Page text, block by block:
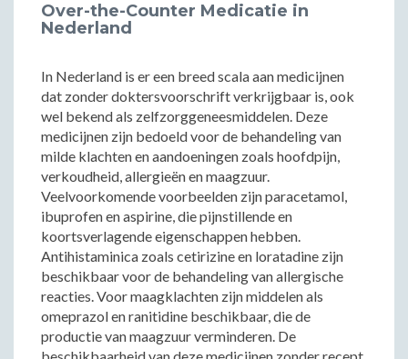
Over-the-Counter Medicatie in
Nederland
In Nederland is er een breed scala aan medicijnen
dat zonder doktersvoorschrift verkrijgbaar is, ook
wel bekend als zelfzorggeneesmiddelen. Deze
medicijnen zijn bedoeld voor de behandeling van
milde klachten en aandoeningen zoals hoofdpijn,
verkoudheid, allergieën en maagzuur.
Veelvoorkomende voorbeelden zijn paracetamol,
ibuprofen en aspirine, die pijnstillende en
koortsverlagende eigenschappen hebben.
Antihistaminica zoals cetirizine en loratadine zijn
beschikbaar voor de behandeling van allergische
reacties. Voor maagklachten zijn middelen als
omeprazol en ranitidine beschikbaar, die de
productie van maagzuur verminderen. De